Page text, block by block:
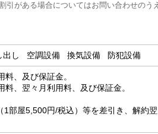
がある場合についてはお問い合わせのう
出し 空調設備 換気設備 防犯設備
、及び保証金。
、翌々月利用料、及び保証金。
部屋5,500円/税込）等を差引き、解約